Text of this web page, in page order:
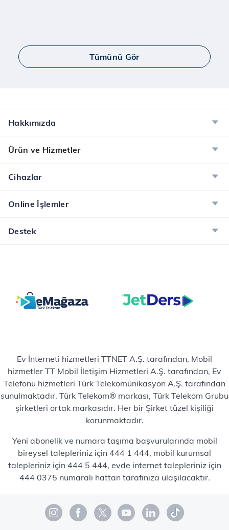
Tümünü Gör
Hakkımızda
Ürün ve Hizmetler
Cihazlar
Online İşlemler
Destek
Ev İnterneti hizmetleri TTNET A.Ş. tarafından, Mobil
hizmetler TT Mobil İletişim Hizmetleri A.Ş. tarafından, Ev
Telefonu hizmetleri Türk Telekomünikasyon A.Ş. tarafından
sunulmaktadır. Türk Telekom® markası, Türk Telekom Grubu
şirketleri ortak markasıdır. Her bir Şirket tüzel kişiliği
korunmaktadır.
Yeni abonelik ve numara taşıma başvurularında mobil
bireysel talepleriniz için 444 1 444, mobil kurumsal
talepleriniz için 444 5 444, evde internet talepleriniz için
444 0375 numaralı hattan tarafınıza ulaşılacaktır.